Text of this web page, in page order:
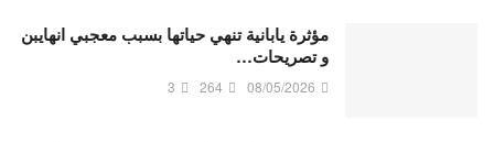
مؤثرة يابانية تنهي حياتها بسبب معجبي انهايبن
و تصريحات…
08/05/2026
264
3